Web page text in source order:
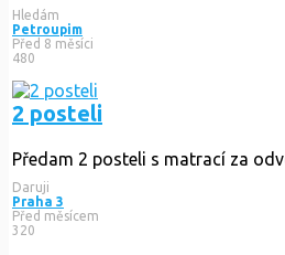
Hledám
Petroupim
Před 8 měsíci
480
2 posteli
Předam 2 posteli s matrací za
Daruji
Praha 3
Před měsícem
320